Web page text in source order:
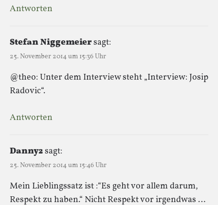
Antworten
Stefan Niggemeiersagt:
25. November 2014 um 15:36 Uhr
@theo: Unter dem Interview steht „Interview: Josip
Radovic“.
Antworten
Danny2sagt:
25. November 2014 um 15:46 Uhr
Mein Lieblingssatz ist :“Es geht vor allem darum,
Respekt zu haben.“ Nicht Respekt vor irgendwas …